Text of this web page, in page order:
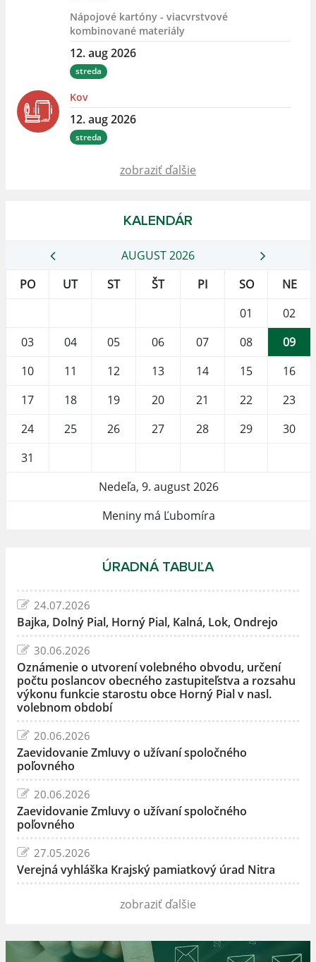
Nápojové kartóny - viacvrstvové
kombinované materiály
12. aug 2026
streda
Kov
12. aug 2026
streda
zobraziť ďalšie
KALENDÁR
AUGUST 2026
PO
UT ST ŠT PI SO
NE
01
02
03
04 05 06 07 08
09
10
11 12 13 14 15
16
17
18 19 20 21 22
23
24
25 26 27 28 29
30
31
Nedeľa, 9. august 2026
Meniny má Ľubomíra
ÚRADNÁ TABUĽA
24.07.2026
Bajka, Dolný Pial, Horný Pial, Kalná, Lok, Ondrejo
30.06.2026
Oznámenie o utvorení volebného obvodu, určení
počtu poslancov obecného zastupiteľstva a rozsahu
výkonu funkcie starostu obce Horný Pial v nasl.
volebnom období
20.06.2026
Zaevidovanie Zmluvy o užívaní spoločného
poľovného
20.06.2026
Zaevidovanie Zmluvy o užívaní spoločného
poľovného
27.05.2026
Verejná vyhláška Krajský pamiatkový úrad Nitra
zobraziť ďalšie